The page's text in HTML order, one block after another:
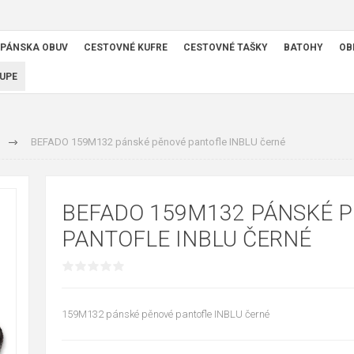
PÁNSKA OBUV CESTOVNÉ KUFRE CESTOVNÉ TAŠKY BATOHY
BEFADO 159M132 pánské pěnové pantofle INBLU černé
BEFADO 159M132 PÁNSKÉ
PANTOFLE INBLU ČERNÉ
159M132 pánské pěnové pantofle INBLU černé